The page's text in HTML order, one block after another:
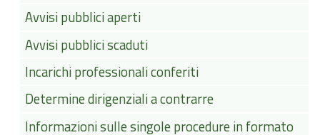
Avvisi pubblici aperti
Avvisi pubblici scaduti
Incarichi professionali conferiti
Determine dirigenziali a contrarre
Informazioni sulle singole procedure in formato